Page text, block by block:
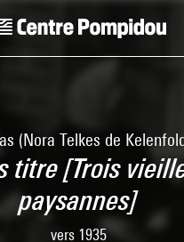
(Nora Telkes de
titre [Trois
paysannes]
vers 1935